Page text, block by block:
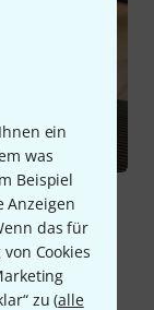
ein
was
Beispiel
Anzeigen
das für
Cookies
zu (alle
Besitzers
stellt die
des